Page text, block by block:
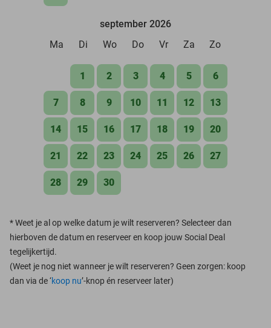
september 2026
Ma
Di Wo Do Vr Za Zo
1 2 3 4 5 6
7 8 9 10 11 12 13
14 15 16 17 18 19 20
21 22 23 24 25 26 27
28 29 30
*Weet je al op welke datum je wilt reserveren? Selecteer dan
hierboven de datum en reserveer en koop jouw Social Deal
tegelijkertijd.
(Weet je nog niet wanneer je wilt reserveren? Geen zorgen: koop
dan via de ‘koop nu’-knop én reserveer later)